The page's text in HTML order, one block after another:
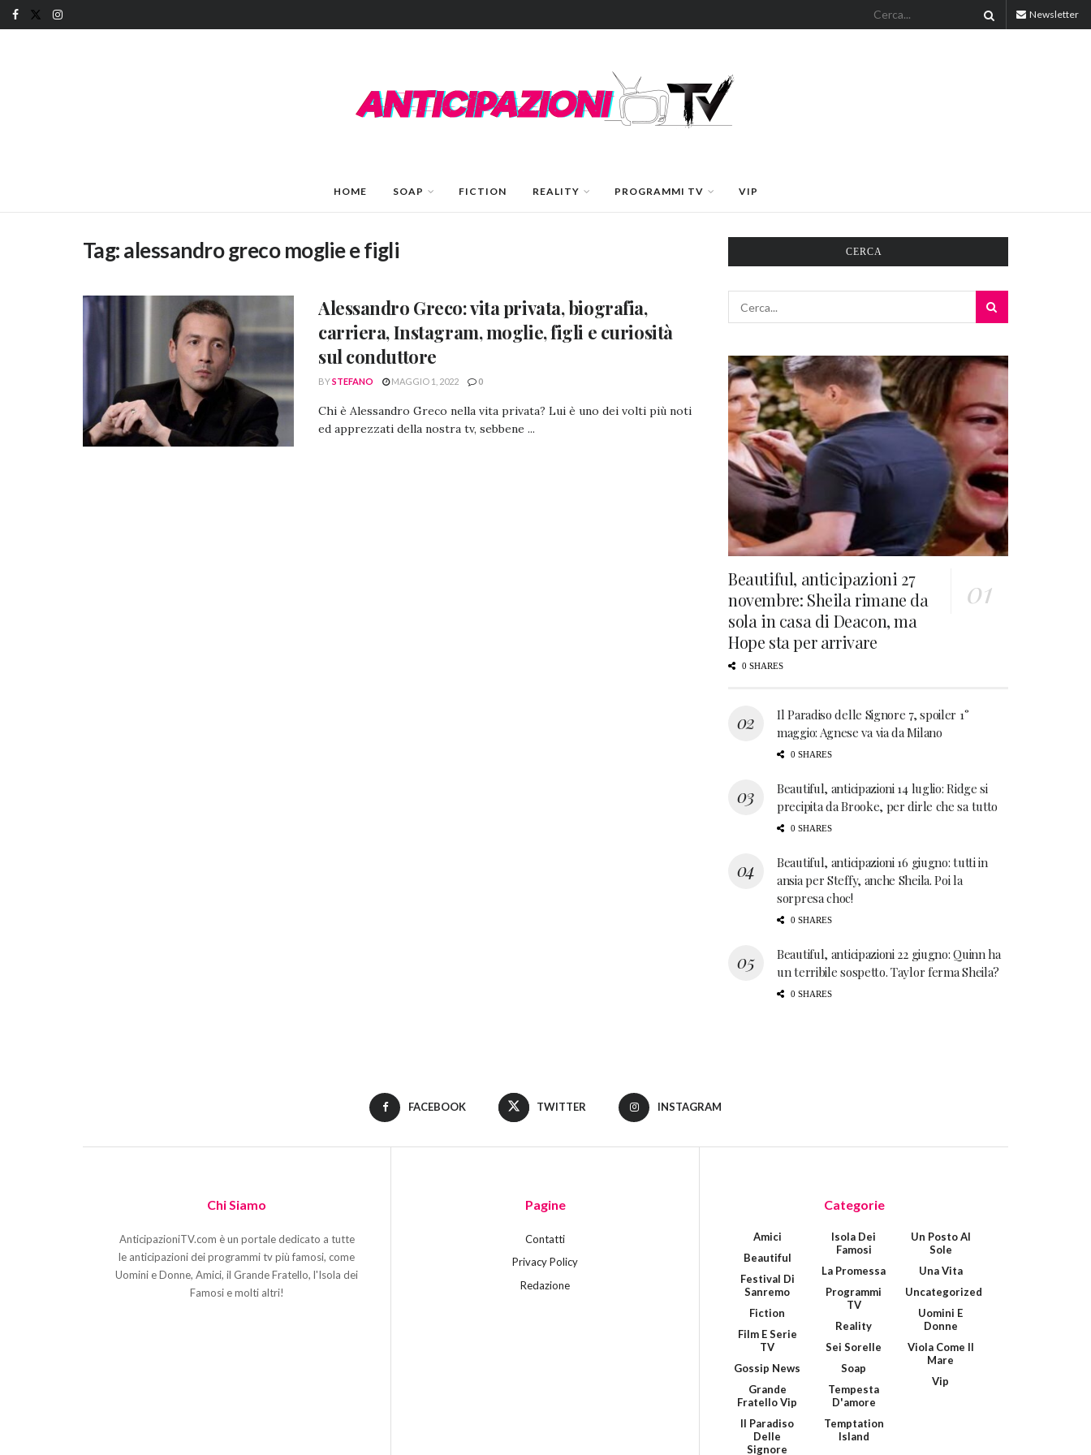
Newsletter
HOME SOAP FICTION REALITY PROGRAMMI TV VIP
Tag:alessandro greco moglie e figli
Alessandro Greco: vita privata, biografia,
carriera, Instagram, moglie, figli e curiosità
sul conduttore
BYSTEFANO MAGGIO 1, 2022 0
Chi è Alessandro Greco nella vita privata? Lui è uno dei volti più noti
ed apprezzati della nostra tv, sebbene ...
CERCA
Beautiful, anticipazioni 27
novembre: Sheila rimane da
sola in casa di Deacon, ma
Hope sta per arrivare
0 SHARES
Il Paradiso delle Signore 7, spoiler 1°
maggio: Agnese va via da Milano
0 SHARES
Beautiful, anticipazioni 14 luglio: Ridge si
precipita da Brooke, per dirle che sa tutto
0 SHARES
Beautiful, anticipazioni 16 giugno: tutti in
ansia per Steffy, anche Sheila. Poi la
sorpresa choc!
0 SHARES
Beautiful, anticipazioni 22 giugno: Quinn ha
un terribile sospetto. Taylor ferma Sheila?
0 SHARES
FACEBOOK TWITTER INSTAGRAM
Chi Siamo
AnticipazioniTV.com è un portale dedicato a tutte
le anticipazioni dei programmi tv più famosi, come
Uomini e Donne, Amici, il Grande Fratello, l'Isola dei
Famosi e molti altri!
Pagine
Contatti
Privacy Policy
Redazione
Categorie
Amici
Beautiful
Festival Di
Sanremo
Fiction
Film E Serie
TV
Gossip News
Grande
Fratello Vip
Il Paradiso
Delle
Signore
Isola Dei
Famosi
La Promessa
Programmi
TV
Reality
Sei Sorelle
Soap
Tempesta
D'amore
Temptation
Island
Un Posto Al
Sole
Una Vita
Uncategorized
Uomini E
Donne
Viola Come Il
Mare
Vip